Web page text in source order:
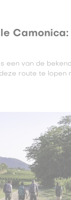
een van de
route te lopen